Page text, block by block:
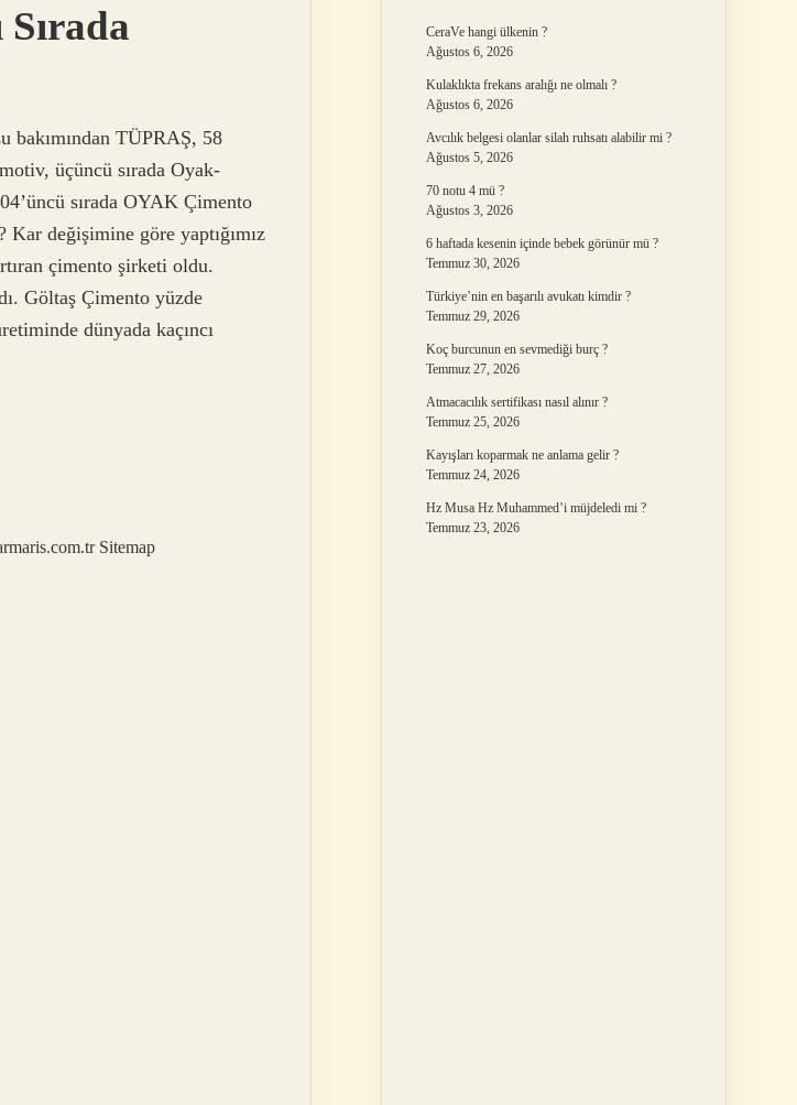
bakımından TÜPRAŞ, 58
üçüncü sırada Oyak-
sırada OYAK Çimento
değişimine göre yaptığımız
çimento şirketi oldu.
Göltaş Çimento yüzde
dünyada kaçıncı
Sitemap
CeraVe hangi ülkenin ?
Ağustos 6, 2026
Kulaklıkta frekans aralığı ne olmalı ?
Ağustos 6, 2026
Avcılık belgesi olanlar silah ruhsatı alabilir mi ?
Ağustos 5, 2026
70 notu 4 mü ?
Ağustos 3, 2026
6 haftada kesenin içinde bebek görünür mü ?
Temmuz 30, 2026
Türkiye’nin en başarılı avukatı kimdir ?
Temmuz 29, 2026
Koç burcunun en sevmediği burç ?
Temmuz 27, 2026
Atmacacılık sertifikası nasıl alınır ?
Temmuz 25, 2026
Kayışları koparmak ne anlama gelir ?
Temmuz 24, 2026
Hz Musa Hz Muhammed’i müjdeledi mi ?
Temmuz 23, 2026